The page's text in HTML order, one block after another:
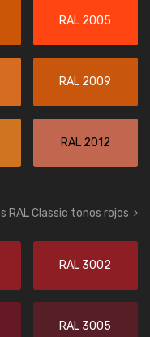
RAL 2005
RAL 2009
RAL 2012
RAL Classic tonos rojos
RAL 3002
RAL 3005